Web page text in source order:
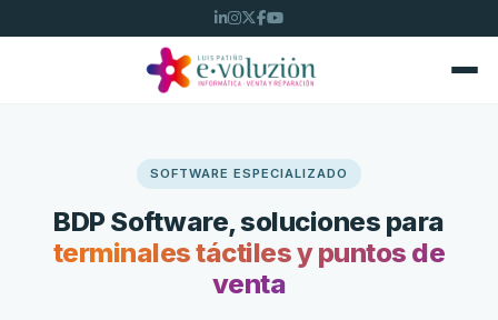
SOFTWARE ESPECIALIZADO
BDP Software, soluciones para
terminales táctiles y puntos de
venta